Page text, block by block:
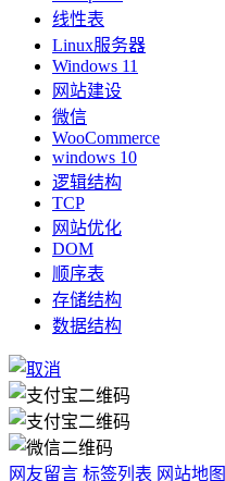
线性表
Linux服务器
Windows 11
网站建设
微信
WooCommerce
windows 10
逻辑结构
TCP
网站优化
DOM
顺序表
存储结构
数据结构
网友留言 标签列表 网站地图